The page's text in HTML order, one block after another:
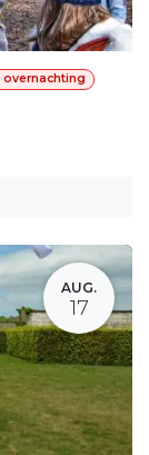
overnachting
AUG.
17